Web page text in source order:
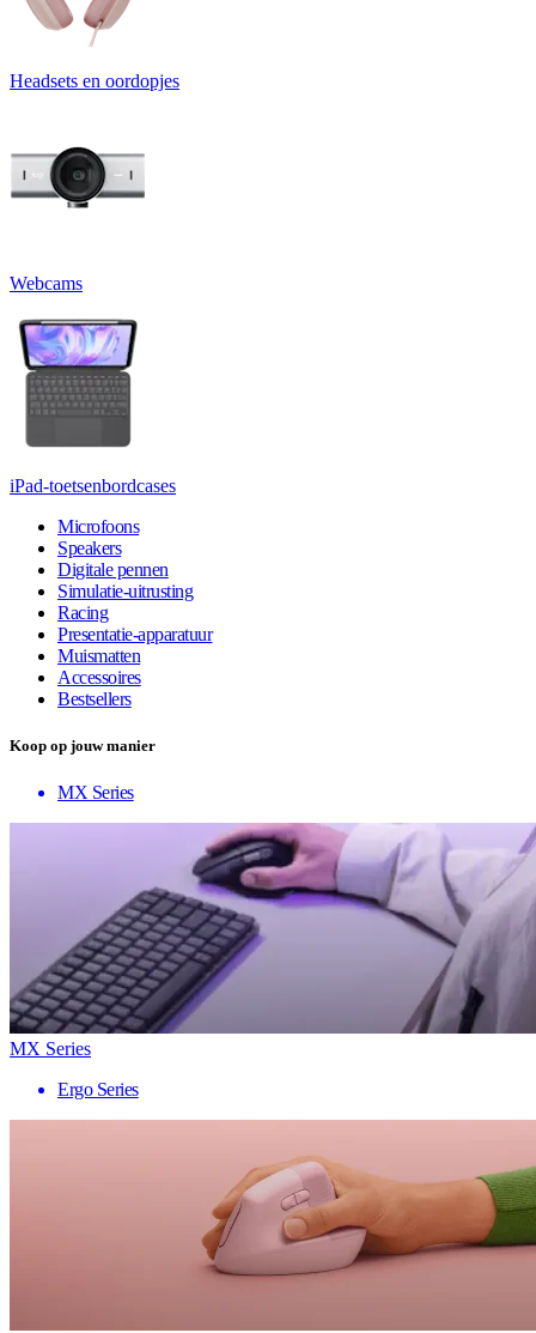
Headsets en oordopjes
Webcams
iPad-toetsenbordcases
Microfoons
Speakers
Digitale pennen
Simulatie-uitrusting
Racing
Presentatie-apparatuur
Muismatten
Accessoires
Bestsellers
Koop op jouw manier
MX Series
MX Series
Ergo Series